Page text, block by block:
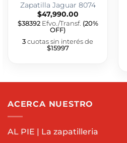
Zapatilla Jaguar 8074
$47,990.00
$38392Efvo./Transf. (20%
OFF)
3cuotas sin interés de
$15997
ACERCA NUESTRO
AL PIE | La zapatilleria